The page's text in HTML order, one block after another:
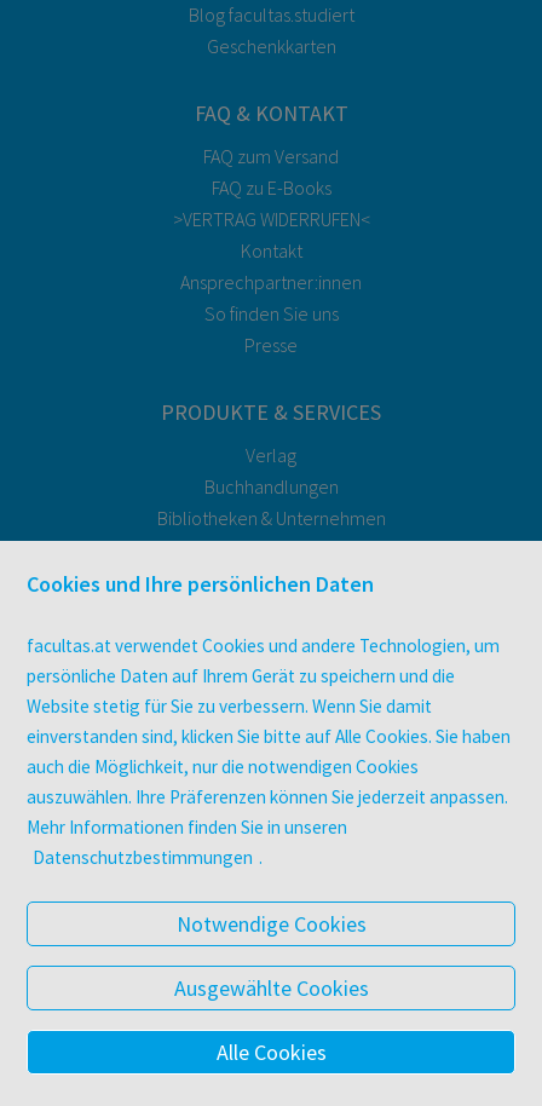
Blog facultas.studiert
Geschenkkarten
FAQ & KONTAKT
FAQ zum Versand
FAQ zu E-Books
>VERTRAG WIDERRUFEN<
Kontakt
Ansprechpartner:innen
So finden Sie uns
Presse
PRODUKTE & SERVICES
Verlag
Buchhandlungen
Bibliotheken & Unternehmen
facultas Bindeservice
Druckerei facultas druckt.
Zeitschriften
Digitale Angebote
UNTERNEHMEN
Über facultas
facultas Kooperationen
Datenschutz & Cookies
AGB
Barrierefreiheit
© 2025 Facultas Verlags- und Buchhandels AG
Cookies und Ihre persönlichen Daten
facultas.at verwendet Cookies und andere Technologien, um
persönliche Daten auf Ihrem Gerät zu speichern und die
Website stetig für Sie zu verbessern. Wenn Sie damit
einverstanden sind, klicken Sie bitte auf Alle Cookies. Sie haben
auch die Möglichkeit, nur die notwendigen Cookies
auszuwählen. Ihre Präferenzen können Sie jederzeit anpassen.
Mehr Informationen finden Sie in unseren
Datenschutzbestimmungen .
Notwendige Cookies
Ausgewählte Cookies
Alle Cookies